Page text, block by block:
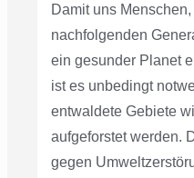
Damit uns Menschen,
nachfolgenden
ein gesunder Planet
ist es unbedingt
entwaldete Gebiete
aufgeforstet werden.
gegen